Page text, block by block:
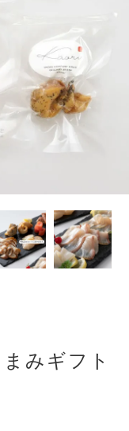
みギフト